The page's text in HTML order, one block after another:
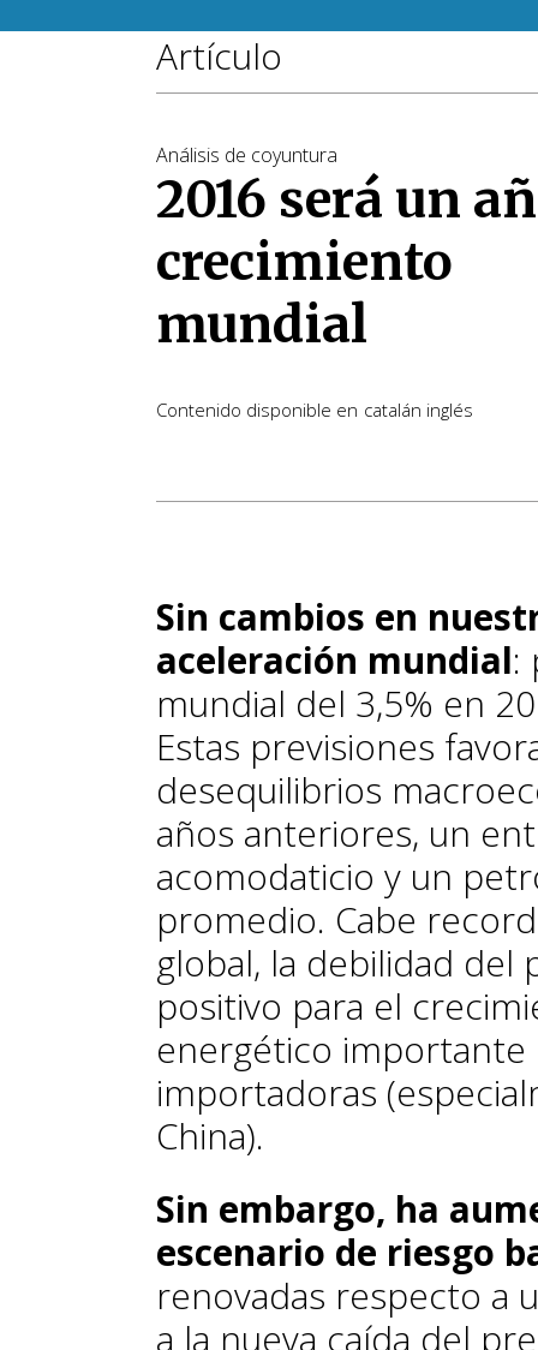
Artículo
Análisis de coyuntura
2016 será un
crecimiento
mundial
Contenido disponible en catalán inglés
Sin cambios en
aceleración mun­­dial:
mundial del 3,5% en
Estas previsiones
desequilibrios
años anteriores, un
acomodaticio y un
promedio. Cabe
global, la debilidad
positivo para el
ener­­gético importante
importadoras
China).
Sin embargo, ha
escenario de riesgo
renovadas respecto a
a la nueva caída del